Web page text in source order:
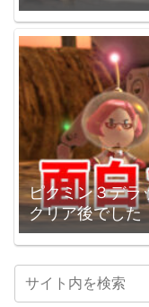
いました。
ピクミン３デラ
クリア後でした